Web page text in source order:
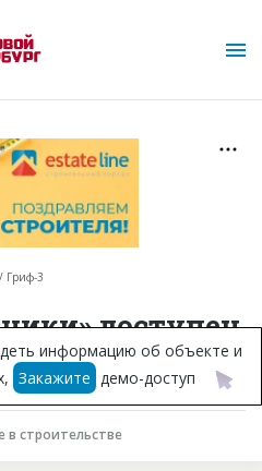
Гриф-3
доступен
в строительстве
информацию об объекте и
Закажите демо-доступ